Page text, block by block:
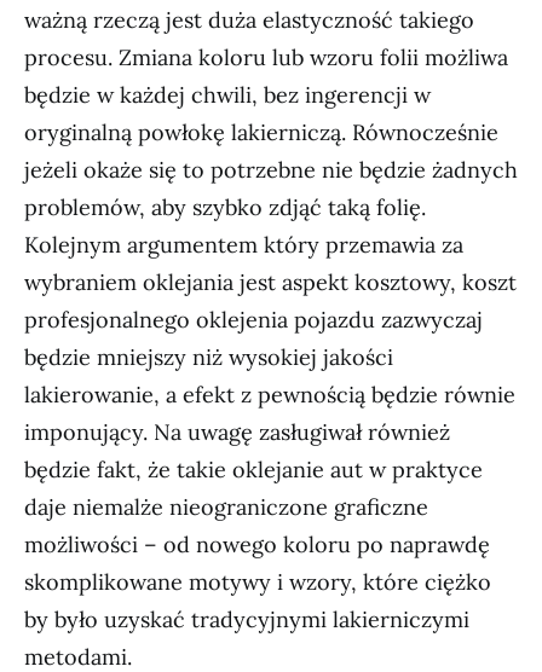
ważną rzeczą jest duża elastyczność takiego
procesu. Zmiana koloru lub wzoru folii możliwa
będzie w każdej chwili, bez ingerencji w
oryginalną powłokę lakierniczą. Równocześnie
jeżeli okaże się to potrzebne nie będzie żadnych
problemów, aby szybko zdjąć taką folię.
Kolejnym argumentem który przemawia za
wybraniem oklejania jest aspekt kosztowy, koszt
profesjonalnego oklejenia pojazdu zazwyczaj
będzie mniejszy niż wysokiej jakości
lakierowanie, a efekt z pewnością będzie równie
imponujący. Na uwagę zasługiwał również
będzie fakt, że takie oklejanie aut w praktyce
daje niemalże nieograniczone graficzne
możliwości – od nowego koloru po naprawdę
skomplikowane motywy i wzory, które ciężko
by było uzyskać tradycyjnymi lakierniczymi
metodami.